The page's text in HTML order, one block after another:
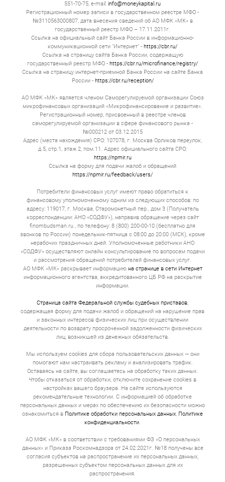
551-70-75, e-mail: info@moneykapital.ru
Регистрационный номер записи в государственном реестре МФО -
№3110563000807, дата внесения сведений об АО МФК «МК» в
государственный реестр МФО – 17.11.2011г.
Ссылка на официальный сайт Банка России в информационно-
коммуникационной сети "Интернет" - https://cbr.ru/
Ссылка на страницу сайта Банка России, содержащую
государственный реестр МФО - https://cbr.ru/microfinance/registry/
Ссылка на страницу интернет-приемной Банка России на сайте Банка
России - https://cbr.ru/reception/
АО МФК «МК» является членом Саморегулируемой организации Союз
микрофинансовых организаций «Микрофинансирование и развитие».
Регистрационный номер, присвоенный в реестре членов
саморегулируемой организации в сфере финансового рынка -
№000212 от 03.12.2015
Адрес (места нахождения) СРО: 107078, г. Москва Орликов переулок,
д.5, стр.1, этаж 2, пом.11. Адрес официального сайта СРО:
https://npmir.ru
Ссылка на форму для подачи жалоб и обращений
https://npmir.ru/feedback/users/
Потребители финансовых услуг имеют право обратиться к
финансовому уполномоченному одним из следующих способов: по
адресу: 119017, г. Москва, Старомонетный пер., дом 3 (Получатель
корреспонденции: АНО «СОДФУ»), направив обращение через сайт
finombudsman.ru , по телефону: 8 (800) 200-00-10 (бесплатно для
звонков по России) понедельник-пятница с 08:00 до 20:00 (МСК), кроме
нерабочих праздничных дней. Уполномоченные работники АНО
«СОДФУ» осуществляют онлайн консультирование по вопросам подачи
и рассмотрения обращений потребителей финансовых услуг.
АО МФК «МК» раскрывает информацию на странице в сети Интернет
информационного агентства, аккредитованного ЦБ РФ на раскрытие
информации.
Страница сайта Федеральной службы судебных приставов,
содержащая форму для подачи жалоб и обращений на нарушение прав
и законных интересов физических лиц при осуществлении
деятельности по возврату просроченной задолженности физических
лиц, возникшей из денежных обязательств.
Мы используем cookies для сбора пользовательских данных — они
помогают нам настраивать рекламу и анализировать трафик.
Оставаясь на сайте, вы соглашаетесь на обработку таких данных.
Чтобы отказаться от обработки, отключите сохранение cookies в
настройках вашего браузера. На сайте используются
рекомендательные технологии. С информацией об обработке
персональных данных и мерах по обеспечению их безопасности можно
ознакомиться в Политике обработки персональных данных, Политике
конфиденциальности.
АО МФК «МК» в соответствии с требованиями ФЗ «О персональных
данных» и Приказа Роскомнадзора от 24.02.2021г. №18 получены все
согласия субъектов на распространение их персональных данных,
разрешенных субъектом персональных данных для их
распространения.